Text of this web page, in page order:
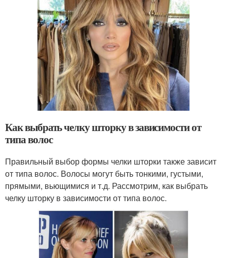
Как выбрать челку шторку в зависимости от
типа волос
Правильный выбор формы челки шторки также зависит
от типа волос. Волосы могут быть тонкими, густыми,
прямыми, вьющимися и т.д. Рассмотрим, как выбрать
челку шторку в зависимости от типа волос.